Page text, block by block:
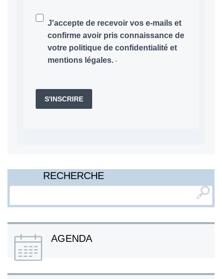
J'accepte de recevoir vos e-mails et
confirme avoir pris connaissance de
votre politique de confidentialité et
mentions légales.
S'INSCRIRE
RECHERCHE
AGENDA